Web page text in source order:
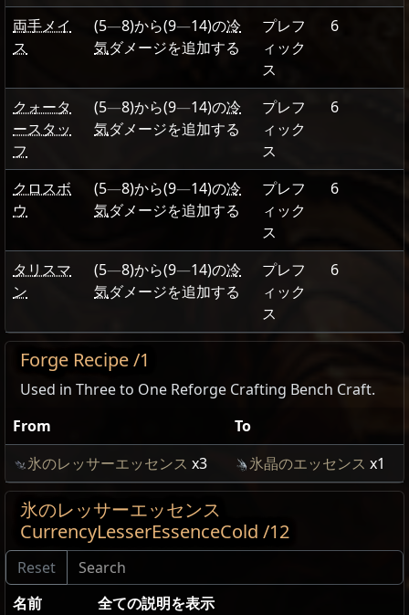
両手メイ
ス
(5—8)から(9—14)の冷
気ダメージを追加する
プレフ
ィック
ス
6
クォータ
ースタッ
フ
(5—8)から(9—14)の冷
気ダメージを追加する
プレフ
ィック
ス
6
クロスボ
ウ
(5—8)から(9—14)の冷
気ダメージを追加する
プレフ
ィック
ス
6
タリスマ
ン
(5—8)から(9—14)の冷
気ダメージを追加する
プレフ
ィック
ス
6
Forge Recipe /1
Used in Three to One Reforge Crafting Bench Craft.
From
To
氷のレッサーエッセンス x3 氷晶のエッセンス x1
氷のレッサーエッセンス
CurrencyLesserEssenceCold /12
名前
全ての説明を表示